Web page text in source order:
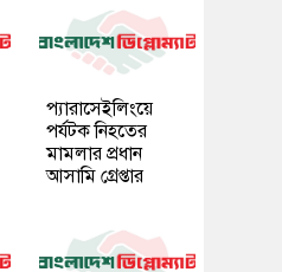
প্যারাসেইলিংয়ে
পর্যটক নিহতের
মামলার প্রধান
আসামি গ্রেপ্তার